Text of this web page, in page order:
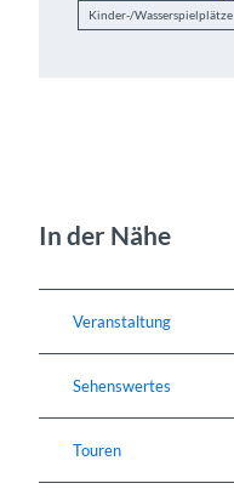
Kinder-/Wasserspielplätze
In der Nähe
Veranstaltung
Sehenswertes
Touren